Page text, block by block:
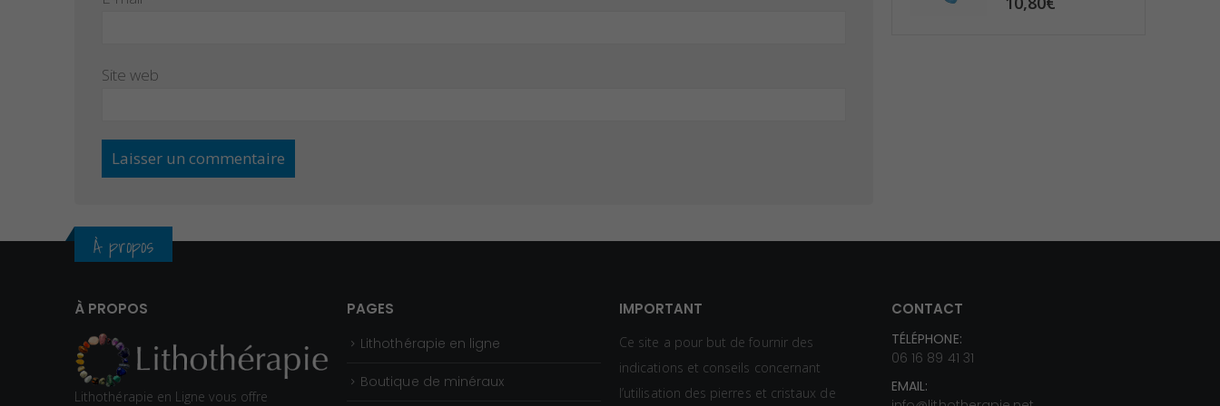
Site web
À propos
À PROPOS
Lithothérapie en Ligne vous offre
PAGES
Lithothérapie en ligne
Boutique de minéraux
IMPORTANT
Ce site a pour but de fournir des
indications et conseils concernant
l’utilisation des pierres et cristaux de
CONTACT
TÉLÉPHONE:
06 16 89 41 31
EMAIL: